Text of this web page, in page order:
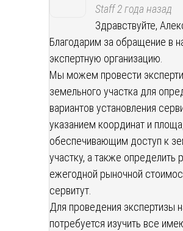
Staff2 года назад
Здравствуйте,
Благодарим за обращение в
экспертную организацию.
Мы можем провести
земельного участка для
вариантов установления
указанием координат и
обеспечивающим доступ к
участку, а также определить
ежегодной рыночной
сервитут.
Для проведения экспертизы
потребуется изучить все